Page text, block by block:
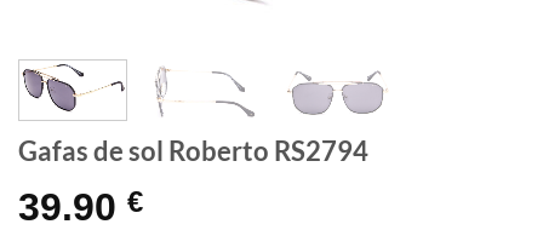
Gafas de sol Roberto RS2794
39.90 €